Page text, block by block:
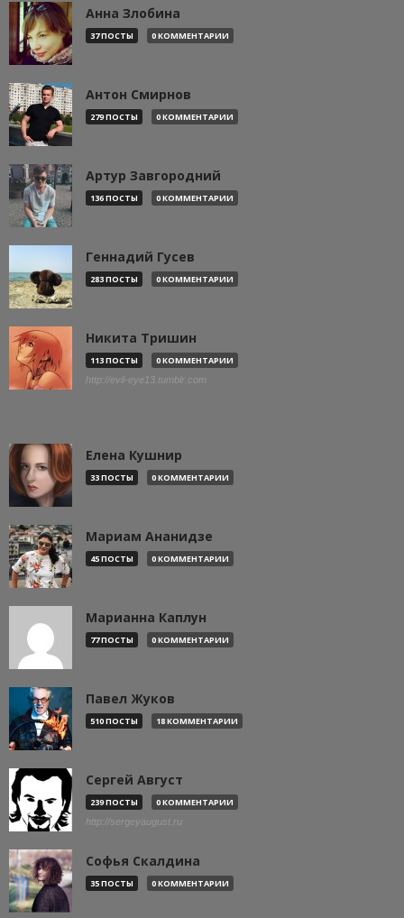
Анна Злобина
37 ПОСТЫ 0 КОММЕНТАРИИ
Антон Смирнов
279 ПОСТЫ 0 КОММЕНТАРИИ
Артур Завгородний
136 ПОСТЫ 0 КОММЕНТАРИИ
Геннадий Гусев
283 ПОСТЫ 0 КОММЕНТАРИИ
Никита Тришин
113 ПОСТЫ 0 КОММЕНТАРИИ
http://evil-eye13.tumblr.com
Елена Кушнир
33 ПОСТЫ 0 КОММЕНТАРИИ
Мариам Ананидзе
45 ПОСТЫ 0 КОММЕНТАРИИ
Марианна Каплун
77 ПОСТЫ 0 КОММЕНТАРИИ
Павел Жуков
510 ПОСТЫ 18 КОММЕНТАРИИ
Сергей Август
239 ПОСТЫ 0 КОММЕНТАРИИ
http://sergeyaugust.ru
Софья Скалдина
35 ПОСТЫ 0 КОММЕНТАРИИ